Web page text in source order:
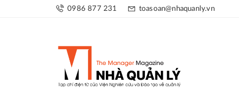
0986 877 231 toasoan@nhaquanly.vn